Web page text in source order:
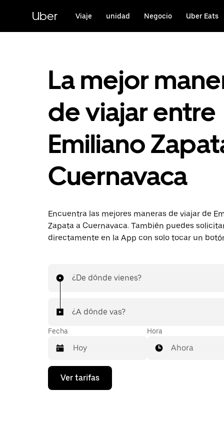
contenido
principal
Uber Viaje unidad Negocio Uber Eats
La mejor
de viajar entre
Emiliano
Cuernavaca
Encuentra las mejores maneras de viajar de
Zapata a Cuernavaca. También puedes
directamente en la App con solo tocar un
¿De dónde vienes?
¿A dónde vas?
Fecha
Presiona
flecha
Hora
Ahora
Ver tarifas